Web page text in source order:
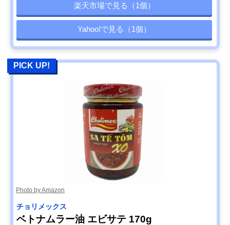
楽天市場で見る（1個）
Yahoo!で見る（1個）
PICK UP!
Photo by Amazon
チョリメックス
ベトナムラー油 エビサテ 170g